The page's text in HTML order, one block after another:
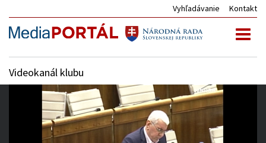
Vyhľadávanie Kontakt
Videokanál klubu